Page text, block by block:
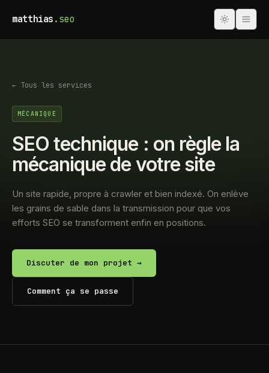
matthias .seo
← Tous les services
MÉCANIQUE
SEO technique : on règle la
mécanique de votre site
Un site rapide, propre à crawler et bien indexé. On enlève
les grains de sable dans la transmission pour que vos
efforts SEO se transforment enfin en positions.
Discuter de mon projet →
Comment ça se passe